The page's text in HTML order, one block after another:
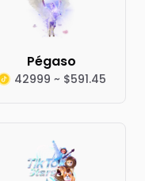
Pégaso
42999 ~ $591.45